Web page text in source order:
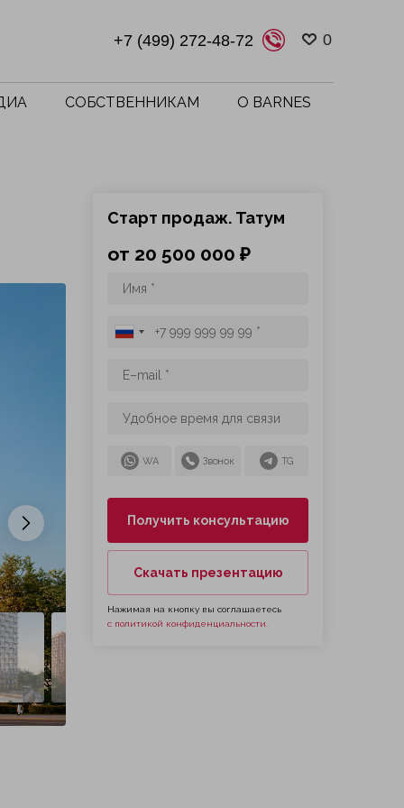
+7 (499) 272-48-72 0
СОБСТВЕННИКАМ О BARNES
Следующий слайд
Старт продаж. Татум
от 20 500 000 ₽
WA Звонок TG
Получить консультацию
Скачать презентацию
Нажимая на кнопку вы соглашаетесь
с политикой конфиденциальности.